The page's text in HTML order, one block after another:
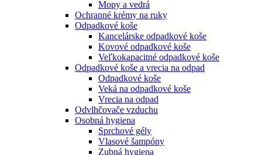
Mopy a vedrá
Ochranné krémy na ruky
Odpadkové koše
Kancelárske odpadkové koše
Kovové odpadkové koše
Veľkokapacitné odpadkové koše
Odpadkové koše a vrecia na odpad
Odpadkové koše
Veká na odpadkové koše
Vrecia na odpad
Odvlhčovače vzduchu
Osobná hygiena
Sprchové gély
Vlasové šampóny
Zubná hygiena